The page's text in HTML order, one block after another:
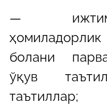
—
болани
ўқув
таътиллар;